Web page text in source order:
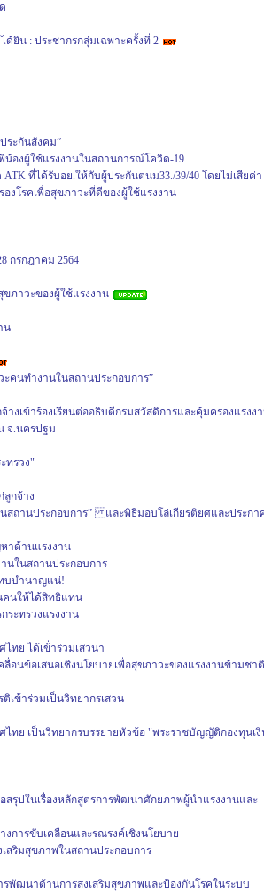
ด้ยิน : ประชากรกลุ่มเฉพาะครั้งที่ 2
ระกันสังคม”
น้องผู้ใช้แรงงานในสถานการณ์โควิด-19
ที่ได้รับอย.ให้กับผู้ประกันตนม33./39/40 โดยไม่เสียค่า
งโรคเพื่อสุขภาวะที่ดีของผู้ใช้แรงงาน
กรกฎาคม 2564
ขภาวะของผู้ใช้แรงงาน
น
ะคนทำงานในสถานประกอบการ”
เข้าร้องเรียนต่ออธิบดีกรมสวัสดิการและคุ้มครองแรงง
จ.นครปฐม
ทรวง"
ลูกจ้าง
สถานประกอบการ” และพิธีมอบโล่เกียรติยศและประกา
าด้านแรงงาน
นในสถานประกอบการ
ทบบำนาญแน่!
คนให้ได้สิทธิแทน
ระทรวงแรงงาน
ทย​ ได้เข้่าร่วมเสวนา
น​ข้อเสนอ​เชิง​นโยบาย​เพื่อ​สุข​ภาวะ​ของ​แรงงาน​ข้ามชา
เข้าร่วม​เป็นวิทยากร​เสวน
ทย​ เป็นวิทยากร​บรรยาย​หัวข้อ​ "พระราชบัญญัติ​กองทุน​เงิ
รุปในเรื่องหลักสูตร​การ​พัฒนา​ศักยภาพ​ผู้นํา​แรงงานและ
การขับเคลื่อนและรณรงค์เชิงนโยบาย
สริมสุขภาพในสถานประกอบการ
พัฒนาด้านการส่งเสริมสุขภาพและป้องกันโรคในระบบ